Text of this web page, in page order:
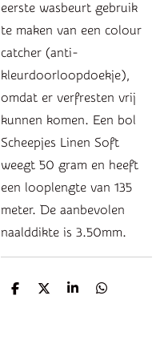
eerste wasbeurt gebruik
te maken van een colour
catcher (anti-
kleurdoorloopdoekje),
omdat er verfresten vrij
kunnen komen. Een bol
Scheepjes Linen Soft
weegt 50 gram en heeft
een looplengte van 135
meter. De aanbevolen
naalddikte is 3.50mm.
D
D
S
D